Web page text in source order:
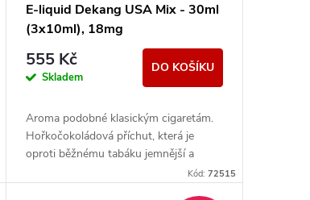
E-liquid Dekang USA Mix - 30ml
(3x10ml), 18mg
555 Kč
Skladem
DO KOŠÍKU
Aroma podobné klasickým cigaretám.
Hořkočokoládová příchut, která je
oproti běžnému tabáku jemnější a
nasládlejší. Z nabídky e-liquidů je tato
Kód: 72515